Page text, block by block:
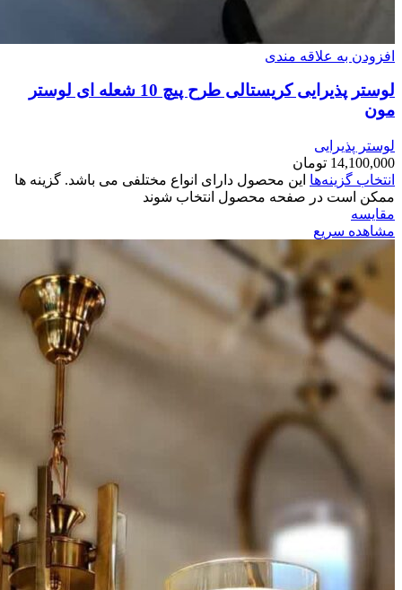
افزودن به علاقه مندی
لوستر پذیرایی کریستالی طرح پیچ 10 شعله ای لوستر
مون
لوستر پذیرایی
14,100,000 تومان
انتخاب گزینه‌ها این محصول دارای انواع مختلفی می باشد. گزینه ها
ممکن است در صفحه محصول انتخاب شوند
مقایسه
مشاهده سریع